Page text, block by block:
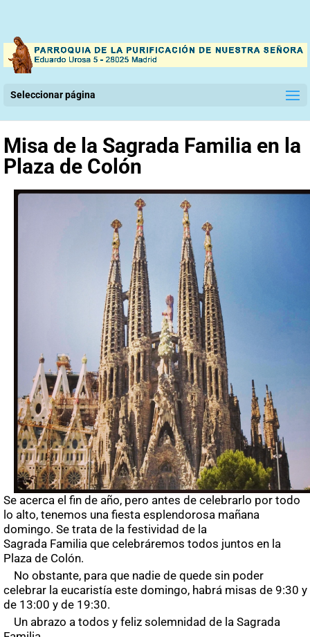
Seleccionar página
Misa de la Sagrada Familia en la
Plaza de Colón
Se acerca el fin de año, pero antes de celebrarlo por todo
lo alto, tenemos una fiesta esplendorosa mañana
domingo. Se trata de la festividad de la
Sagrada Familia que celebráremos todos juntos en la
Plaza de Colón.
No obstante, para que nadie de quede sin poder
celebrar la eucaristía este domingo, habrá misas de 9:30 y
de 13:00 y de 19:30.
Un abrazo a todos y feliz solemnidad de la Sagrada